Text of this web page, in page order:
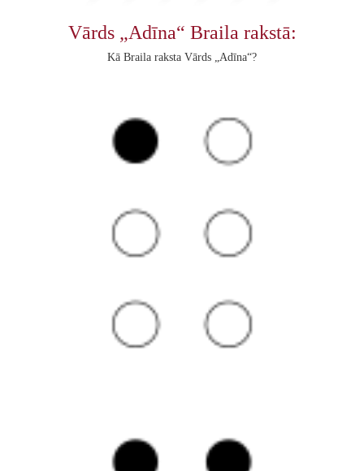
Vārds „Adīna“ Braila rakstā:
Kā Braila raksta Vārds „Adīna“?